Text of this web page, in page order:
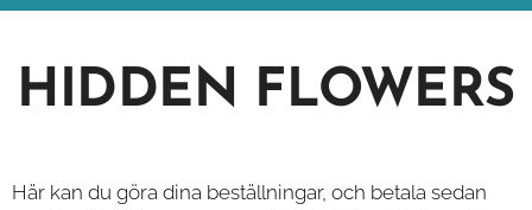
HIDDEN FLOWERS
Här kan du göra dina beställningar, och betala sedan